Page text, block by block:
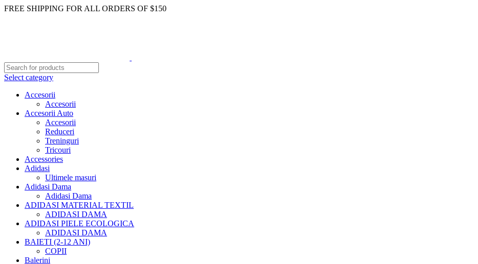
FREE SHIPPING FOR ALL ORDERS OF $150
Select category
Accesorii
Accesorii
Accesorii Auto
Accesorii
Reduceri
Treninguri
Tricouri
Accessories
Adidasi
Ultimele masuri
Adidasi Dama
Adidasi Dama
ADIDASI MATERIAL TEXTIL
ADIDASI DAMA
ADIDASI PIELE ECOLOGICA
ADIDASI DAMA
BAIETI (2-12 ANI)
COPII
Balerini